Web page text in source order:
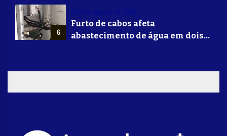
6
Furto de cabos afeta
abastecimento de água em dois